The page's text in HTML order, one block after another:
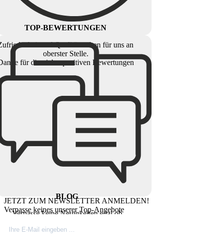
TOP-BEWERTUNGEN
und Qualität stehen für uns an
oberster Stelle.
für die vielen positiven Bewertungen
BLOG
Verpasse keine Neuigkeiten egal ob
Firmeninfos. Besuche unseren Blog.
JETZT ZUM NEWSLETTER ANMELDEN!
Verpasse keines unserer Top-Angebote